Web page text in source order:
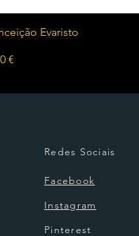
Evaristo
promocional
€
Redes Sociais
Facebook
Instagram
Pinterest